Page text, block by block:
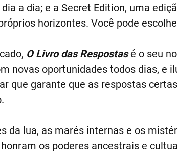
a dia; e a Secret Edition, uma
horizontes. Você pode
O Livro das Respostasé o seu
novas oportunidades todos dias, e
que garante que as respostas
da lua, as marés internas e os
os poderes ancestrais e